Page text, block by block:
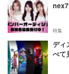
nex7
特集
ディ
べて